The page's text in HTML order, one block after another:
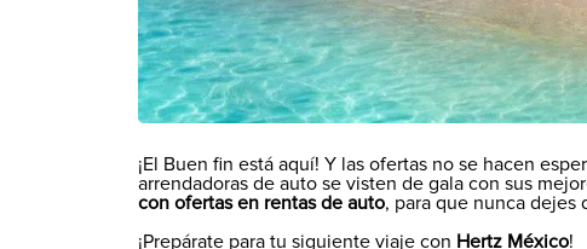
¡El Buen fin está aquí! Y las ofertas no se hacen
arrendadoras de auto se visten de gala con sus
con ofertas en rentas de auto, para que nunca dejes
¡Prepárate para tu siguiente viaje con Hertz México!